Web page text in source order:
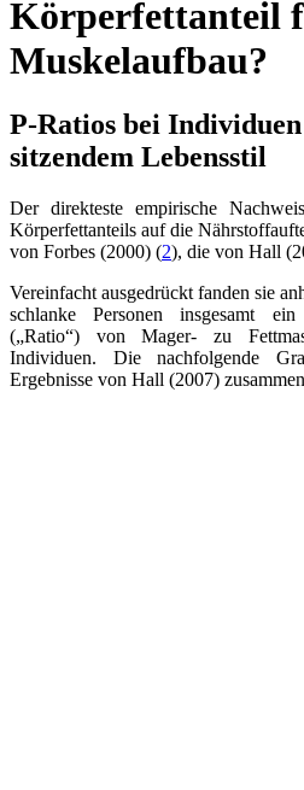
Körperfettanteil
Muskelaufbau?
P-Ratios bei
sitzendem Lebensstil
Der direkteste empirische
Körperfettanteils auf die
von Forbes (2000) (2), die von Hall
Vereinfacht ausgedrückt fanden sie
schlanke Personen insgesamt ein
(„Ratio“) von Mager- zu
Individuen. Die nachfolgende
Ergebnisse von Hall (2007)